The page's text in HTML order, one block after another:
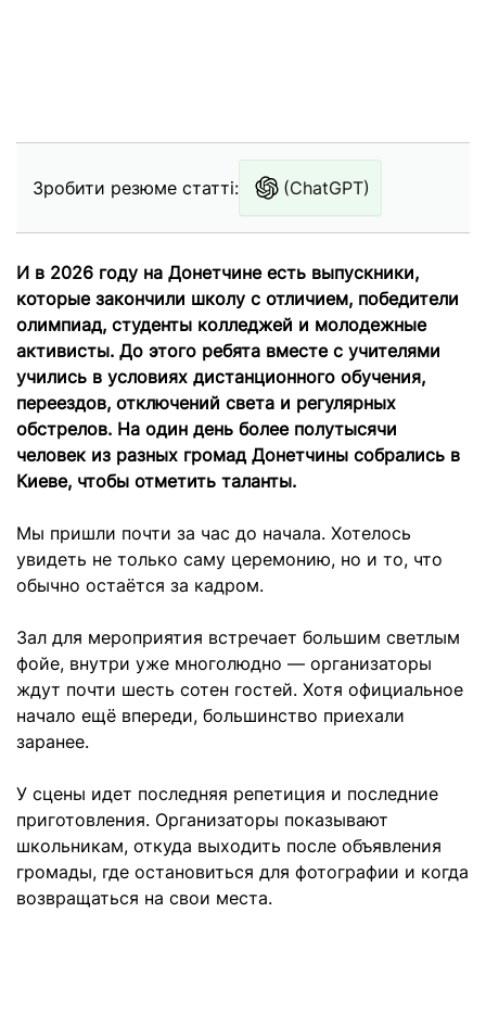
Зробити резюме статті: (ChatGPT)
И в 2026 году на Донетчине есть выпускники,
которые закончили школу с отличием, победители
олимпиад, студенты колледжей и молодежные
активисты. До этого ребята вместе с учителями
учились в условиях дистанционного обучения,
переездов, отключений света и регулярных
обстрелов. На один день более полутысячи
человек из разных громад Донетчины собрались в
Киеве, чтобы отметить таланты.
Мы пришли почти за час до начала. Хотелось
увидеть не только саму церемонию, но и то, что
обычно остаётся за кадром.
Зал для мероприятия встречает большим светлым
фойе, внутри уже многолюдно — организаторы
ждут почти шесть сотен гостей. Хотя официальное
начало ещё впереди, большинство приехали
заранее.
У сцены идет последняя репетиция и последние
приготовления. Организаторы показывают
школьникам, откуда выходить после объявления
громады, где остановиться для фотографии и когда
возвращаться на свои места.